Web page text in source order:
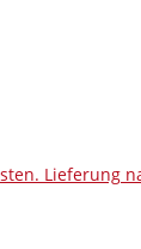
Lieferung